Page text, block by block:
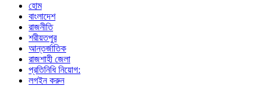
হোম
বাংলাদেশ
রাজনীতি
শরীয়তপুর
আন্তর্জাতিক
রাজশাহী জেলা
প্রতিনিধি নিয়োগ:
লগইন করুন